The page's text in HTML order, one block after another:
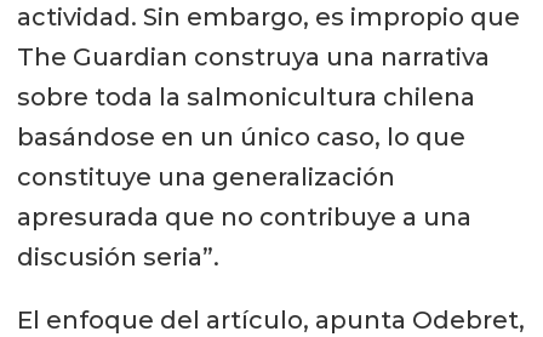
actividad. Sin embargo, es impropio que
The Guardian construya una narrativa
sobre toda la salmonicultura chilena
basándose en un único caso, lo que
constituye una generalización
apresurada que no contribuye a una
discusión seria”.
El enfoque del artículo, apunta Odebret,